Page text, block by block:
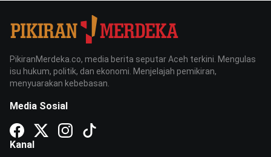
PikiranMerdeka.co, media berita seputar Aceh terkini. Mengulas
isu hukum, politik, dan ekonomi. Menjelajah pemikiran,
menyuarakan kebebasan.
Media Sosial
Kanal